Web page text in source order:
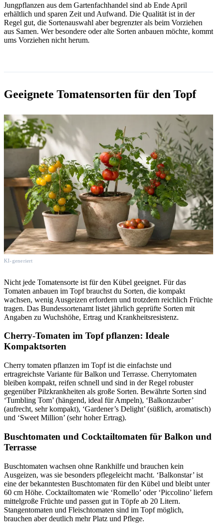
Jungpflanzen aus dem Gartenfachhandel sind ab Ende April
erhältlich und sparen Zeit und Aufwand. Die Qualität ist in der
Regel gut, die Sortenauswahl aber begrenzter als beim Vorziehen
aus Samen. Wer besondere oder alte Sorten anbauen möchte, kommt
ums Vorziehen nicht herum.
Geeignete Tomatensorten für den Topf
KI-generiert
Nicht jede Tomatensorte ist für den Kübel geeignet. Für das
Tomaten anbauen im Topf brauchst du Sorten, die kompakt
wachsen, wenig Ausgeizen erfordern und trotzdem reichlich Früchte
tragen. Das Bundessortenamt listet jährlich geprüfte Sorten mit
Angaben zu Wuchshöhe, Ertrag und Krankheitsresistenz.
Cherry-Tomaten im Topf pflanzen: Ideale
Kompaktsorten
Cherry tomaten pflanzen im Topf ist die einfachste und
ertragreichste Variante für Balkon und Terrasse. Cherrytomaten
bleiben kompakt, reifen schnell und sind in der Regel robuster
gegenüber Pilzkrankheiten als große Sorten. Bewährte Sorten sind
‘Tumbling Tom’ (hängend, ideal für Ampeln), ‘Balkonzauber’
(aufrecht, sehr kompakt), ‘Gardener’s Delight’ (süßlich, aromatisch)
und ‘Sweet Million’ (sehr hoher Ertrag).
Buschtomaten und Cocktailtomaten für Balkon und
Terrasse
Buschtomaten wachsen ohne Rankhilfe und brauchen kein
Ausgeizen, was sie besonders pflegeleicht macht. ‘Balkonstar’ ist
eine der bekanntesten Buschtomaten für den Kübel und bleibt unter
60 cm Höhe. Cocktailtomaten wie ‘Romello’ oder ‘Piccolino’ liefern
mittelgroße Früchte und passen gut in Töpfe ab 20 Litern.
Stangentomaten und Fleischtomaten sind im Topf möglich,
brauchen aber deutlich mehr Platz und Pflege.